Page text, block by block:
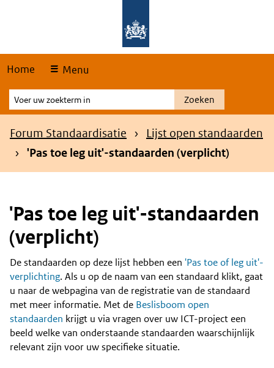
Home Menu
Voer
uw
zoekterm
Zoeken
Kruimelpad
Forum Standaardisatie
Lijst open standaarden
'Pas toe leg uit'-standaarden (verplicht)
'Pas toe leg uit'-standaarden
(verplicht)
Content
De standaarden op deze lijst hebben een 'Pas toe of leg uit'-
verplichting. Als u op de naam van een standaard klikt, gaat
u naar de webpagina van de registratie van de standaard
met meer informatie. Met de Beslisboom open
standaarden krijgt u via vragen over uw ICT-project een
beeld welke van onderstaande standaarden waarschijnlijk
relevant zijn voor uw specifieke situatie.